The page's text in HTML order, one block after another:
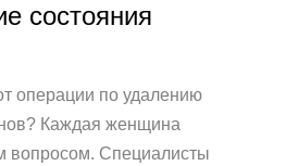
состояния
операции по удалению
Каждая женщина
вопросом. Специалисты